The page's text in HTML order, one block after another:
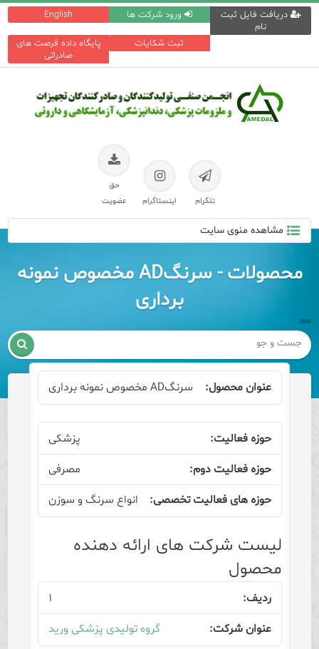
English ورود شرکت ها
دریافت فایل ثبت
نام
پایگاه داده فرصت های
صادراتی
ثبت شکایات
تلگرام اینستاگرام
حق
عضویت
مشاهده منوی سایت
محصولات - سرنگAD مخصوص نمونه
برداری

سرنگAD مخصوص نمونه برداری
پزشکی
مصرفی
انواع سرنگ و سوزن
لیست شرکت های ارائه دهنده
محصول
۱
گروه تولیدی پزشکی ورید